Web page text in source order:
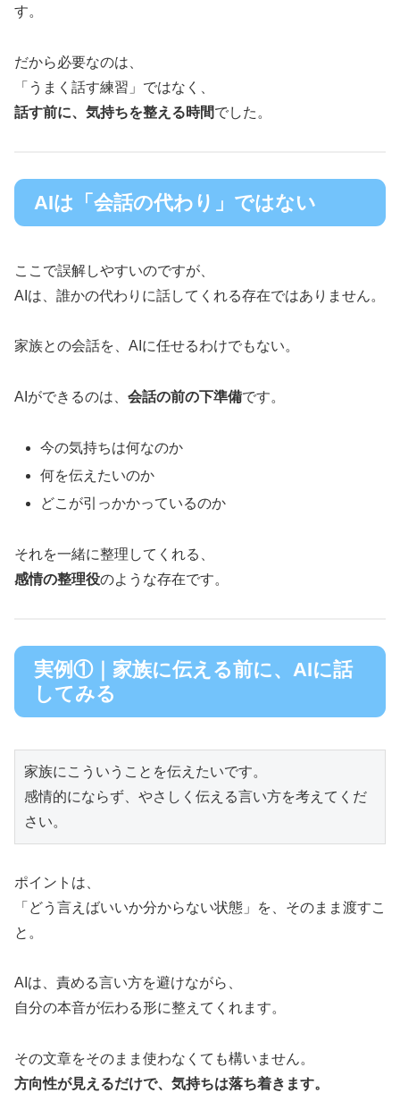
す。
だから必要なのは、
「うまく話す練習」ではなく、
話す前に、気持ちを整える時間でした。
AIは「会話の代わり」ではない
ここで誤解しやすいのですが、
AIは、誰かの代わりに話してくれる存在ではありません。
家族との会話を、AIに任せるわけでもない。
AIができるのは、 会話の前の下準備です。
今の気持ちは何なのか
何を伝えたいのか
どこが引っかかっているのか
それを一緒に整理してくれる、
感情の整理役のような存在です。
実例①｜家族に伝える前に、AIに話
してみる
家族にこういうことを伝えたいです。
感情的にならず、やさしく伝える言い方を考えてくだ
ポイントは、
「どう言えばいいか分からない状態」を、そのまま渡すこ
と。
AIは、責める言い方を避けながら、
自分の本音が伝わる形に整えてくれます。
その文章をそのまま使わなくても構いません。
方向性が見えるだけで、気持ちは落ち着きます。